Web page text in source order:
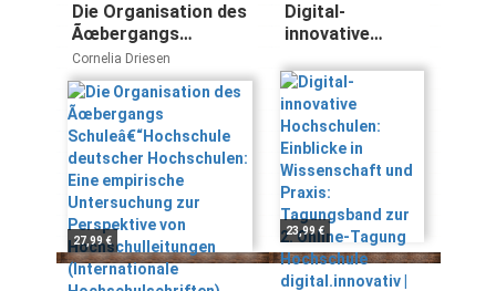
Die Organisation des
Ãœbergangs
Schuleâ€“Hochschule
deutscher
Hochschulen: Eine
empirische
Untersuchung zur
Perspektive von
Hochschulleitungen
(Internationale
Hochschulschriften)
Cornelia Driesen
27,99 €
Digital-
innovative
Einblicke in
Wissenschaft
und Praxis:
Tagungsband
zur 2. Online-
Tagung
Hochschule
digital.innovativ |
#digiPH2
23,99 €